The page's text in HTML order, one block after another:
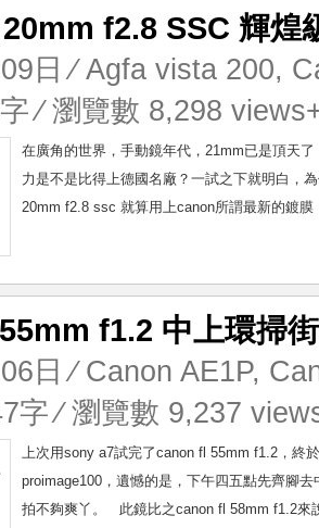
f2.8 SSC 輝煌
日 ⁄Agfa vista 200,
⁄ 瀏覽數 8,298
在廣角的世界，手動鏡年代，21mm已是頂天
力是不是比得上德國名廠？一試之下就明白，
20mm f2.8 ssc 就算用上canon所謂最新的鍍
f1.2 中上環掃街
日 ⁄ Canon AE1P,
字 ⁄ 瀏覽數 9,237
上次用sony a7試完了canon fl 55mm f1.2，終
proimage100，遺憾的是，下午四五點先齊腳
拍不夠爽丫。 此鏡比之canon fl 58mm f1.2來